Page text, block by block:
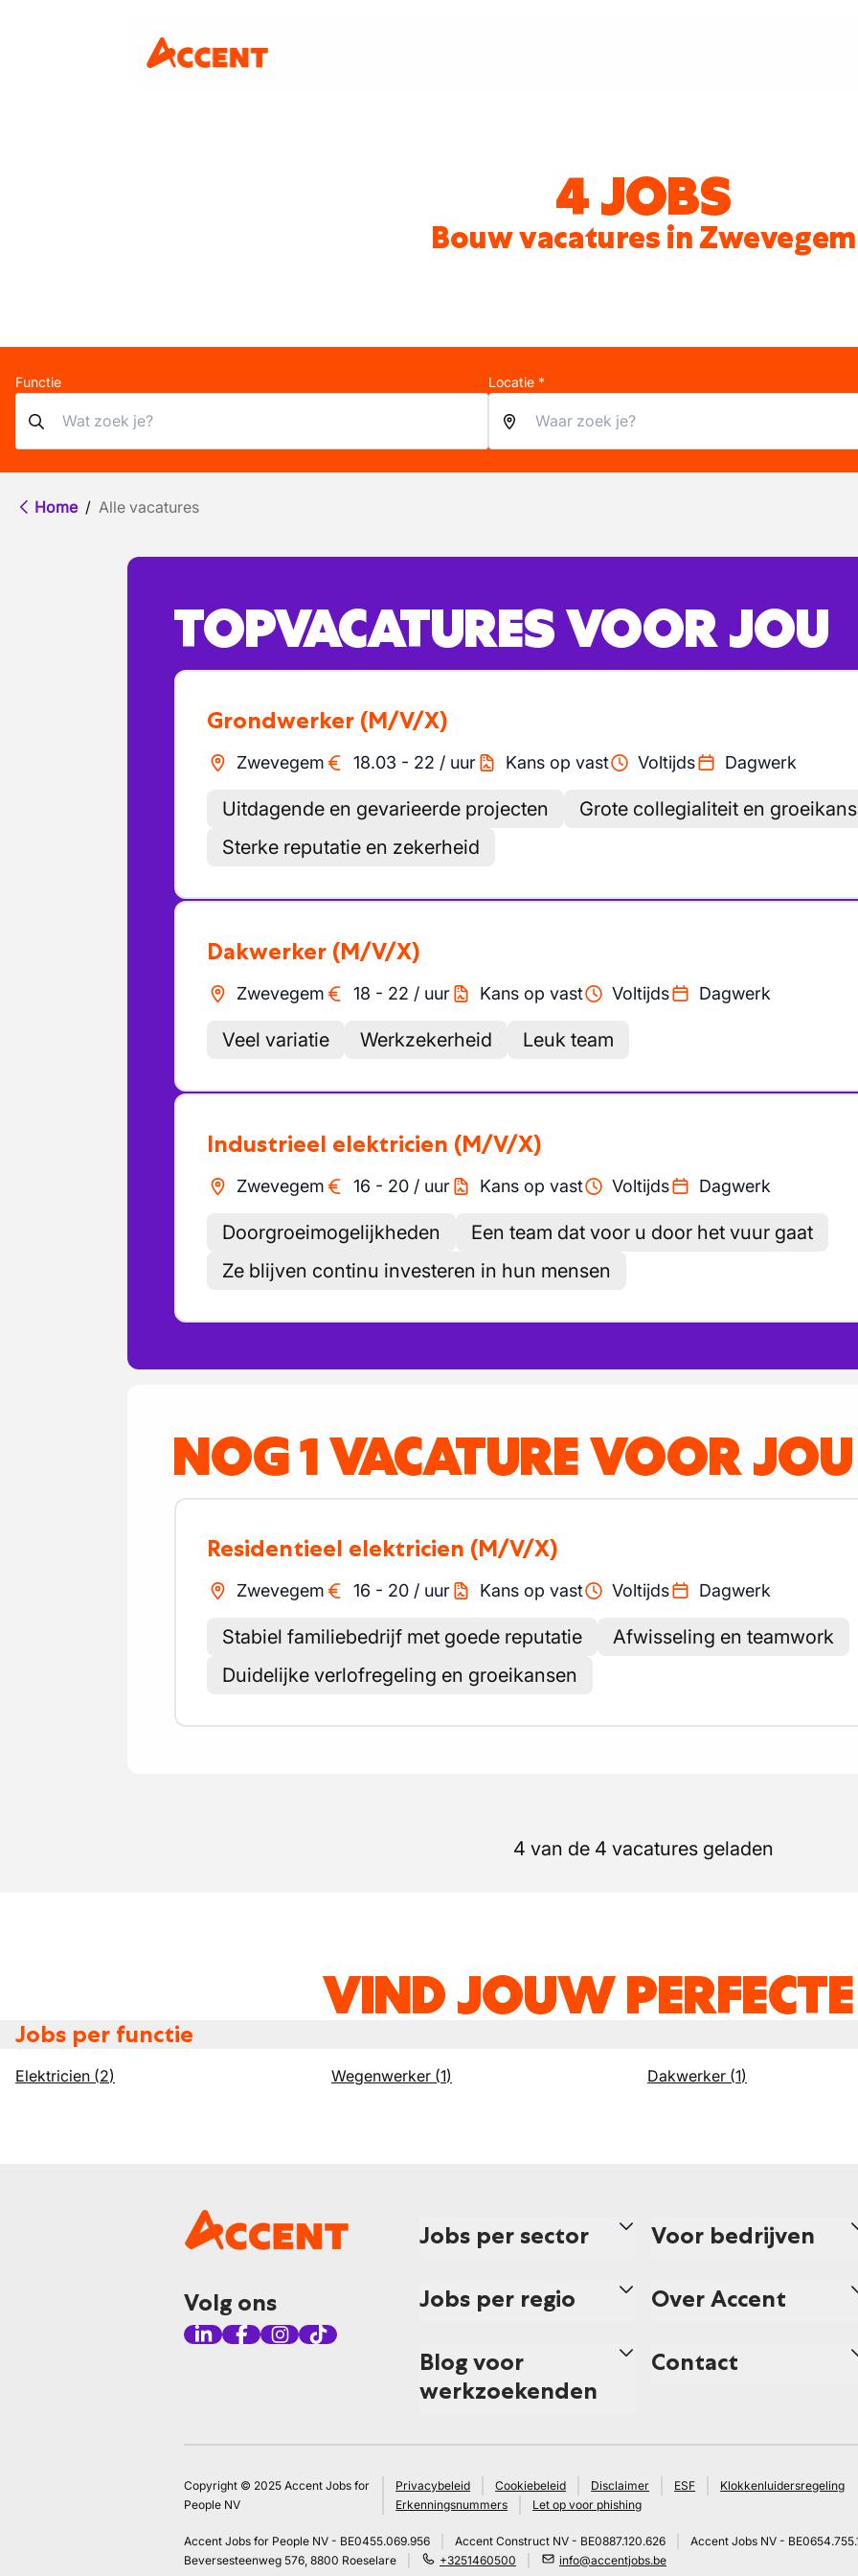
4 JOBS
Bouw vacatures in Zwevegem
Functie Locatie *
Home / Alle vacatures
TOPVACATURES VOOR JOU
Grondwerker (M/V/X)
Zwevegem 18.03 - 22 / uur Kans op vast Voltijds Dagwerk
Uitdagende en gevarieerde projecten
Grote collegialiteit en
Sterke reputatie en zekerheid
Dakwerker (M/V/X)
Zwevegem 18 - 22 / uur Kans op vast Voltijds Dagwerk
Veel variatie Werkzekerheid Leuk team
Industrieel elektricien (M/V/X)
Zwevegem 16 - 20 / uur Kans op vast Voltijds Dagwerk
Doorgroeimogelijkheden
Een team dat voor u door het vuur gaat
Ze blijven continu investeren in hun mensen
NOG 1 VACATURE VOOR JOU
Residentieel elektricien (M/V/X)
Zwevegem 16 - 20 / uur Kans op vast Voltijds Dagwerk
Stabiel familiebedrijf met goede reputatie
Afwisseling en teamwork
Duidelijke verlofregeling en groeikansen
4 van de 4 vacatures geladen
VIND JOUW
Jobs per functie
Elektricien (2) Wegenwerker (1) Dakwerker (1)
Volg ons
Jobs per sector
Jobs per regio
Blog voor
werkzoekenden
Voor bedrijven
Over Accent
Contact
Copyright © 2025 Accent Jobs for
People NV
Privacybeleid Cookiebeleid Disclaimer ESF
Klokkenluidersregeling
Erkenningsnummers
Let op voor phishing
Accent Jobs for People NV - BE0455.069.956 Accent Construct NV - BE0887.120.626
Accent Jobs NV -
Beversesteenweg 576, 8800 Roeselare
+3251460500 info@accentjobs.be